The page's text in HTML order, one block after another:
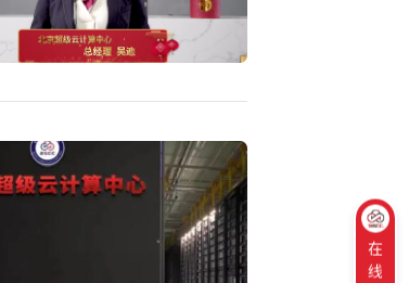
在
线